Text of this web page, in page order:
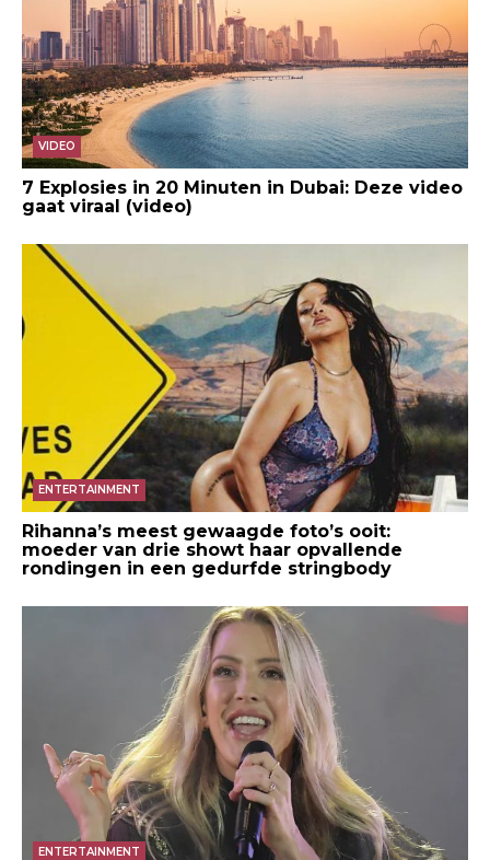
VIDEO
7 Explosies in 20 Minuten in Dubai: Deze video
gaat viraal (video)
ENTERTAINMENT
Rihanna’s meest gewaagde foto’s ooit:
moeder van drie showt haar opvallende
rondingen in een gedurfde stringbody
ENTERTAINMENT